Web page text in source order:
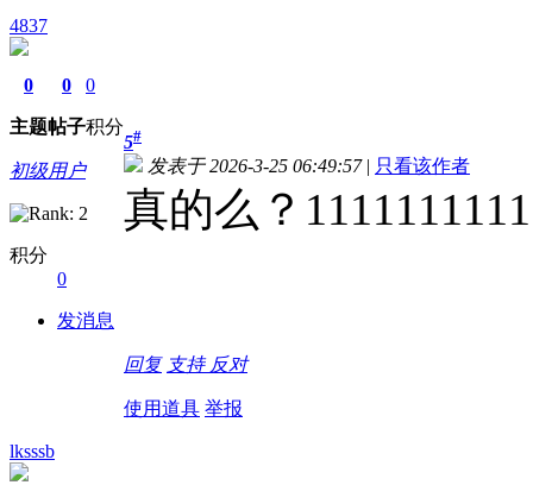
4837
0
主题
0
帖子
0
积分
初级用户
积分
0
发消息
5#
发表于 2026-3-25 06:49:57 | 只看该作者
真的么？
回复 支持 反对
使用道具 举报
lksssb